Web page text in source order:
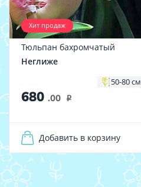
Хит продаж
Тюльпан бахромчатый
Неглиже
50-80 см
680 .00 i
Добавить в корзину